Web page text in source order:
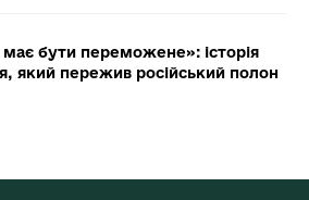
бути переможене»: історія
який пережив російський полон